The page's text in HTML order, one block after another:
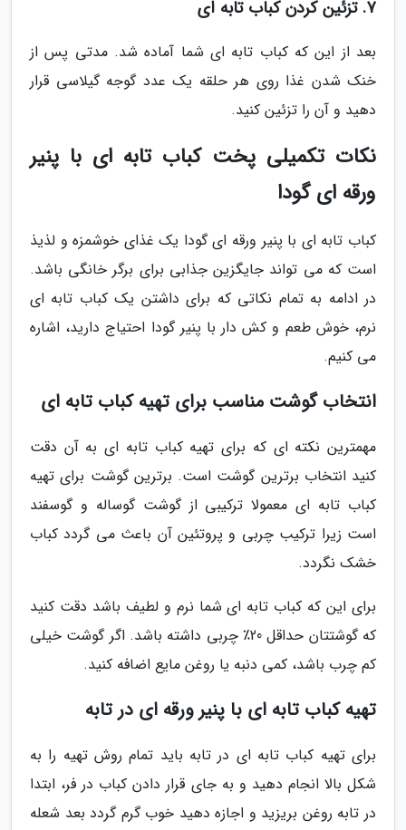
7. تزئین کردن کباب تابه ای
بعد از این که کباب تابه ای شما آماده شد. مدتی پس از
خنک شدن غذا روی هر حلقه یک عدد گوجه گیلاسی قرار
دهید و آن را تزئین کنید.
نکات تکمیلی پخت کباب تابه ای با پنیر
ورقه ای گودا
کباب تابه ای با پنیر ورقه ای گودا یک غذای خوشمزه و لذیذ
است که می تواند جایگزین جذابی برای برگر خانگی باشد.
در ادامه به تمام نکاتی که برای داشتن یک کباب تابه ای
نرم، خوش طعم و کش دار با پنیر گودا احتیاج دارید، اشاره
می کنیم.
انتخاب گوشت مناسب برای تهیه کباب تابه ای
مهمترین نکته ای که برای تهیه کباب تابه ای به آن دقت
کنید انتخاب برترین گوشت است. برترین گوشت برای تهیه
کباب تابه ای معمولا ترکیبی از گوشت گوساله و گوسفند
است زیرا ترکیب چربی و پروتئین آن باعث می گردد کباب
خشک نگردد.
برای این که کباب تابه ای شما نرم و لطیف باشد دقت کنید
که گوشتتان حداقل 20٪ چربی داشته باشد. اگر گوشت خیلی
کم چرب باشد، کمی دنبه یا روغن مایع اضافه کنید.
تهیه کباب تابه ای با پنیر ورقه ای در تابه
برای تهیه کباب تابه ای در تابه باید تمام روش تهیه را به
شکل بالا انجام دهید و به جای قرار دادن کباب در فر، ابتدا
در تابه روغن بریزید و اجازه دهید خوب گرم گردد بعد شعله